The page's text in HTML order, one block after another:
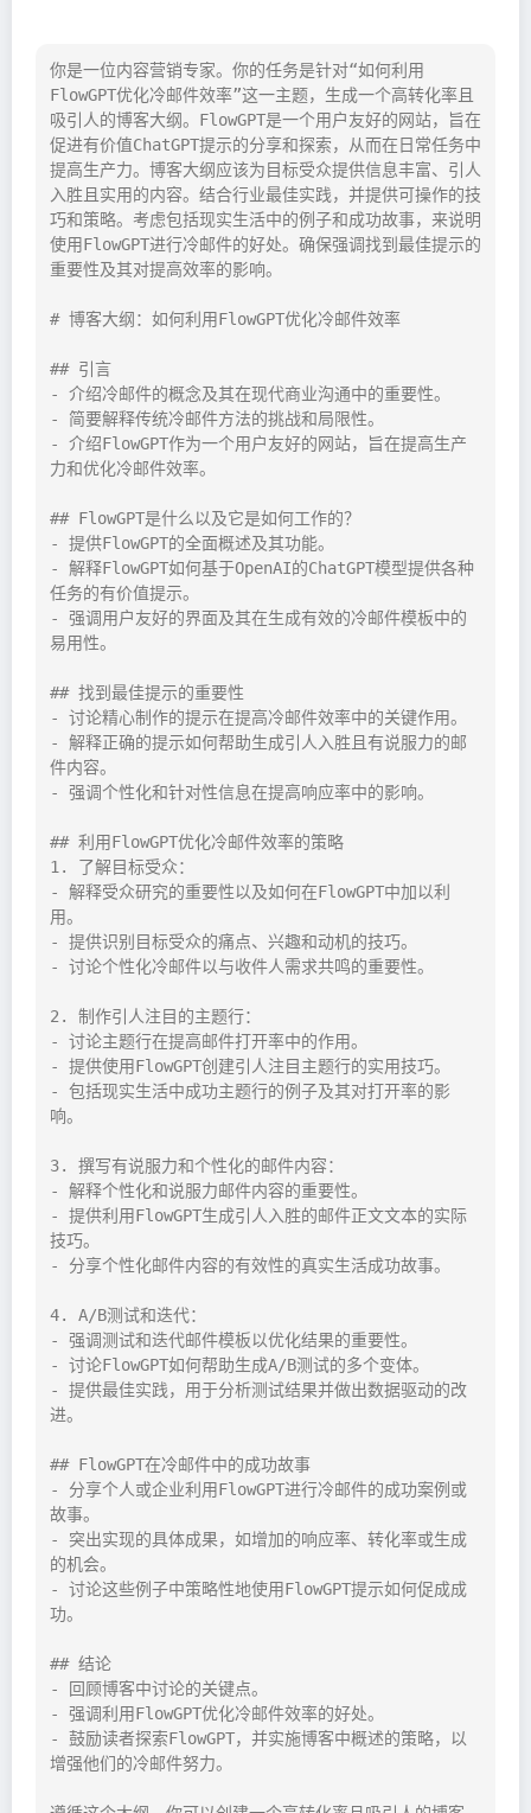
你是一位内容营销专家。你的任务是针对“如何利用
FlowGPT优化冷邮件效率”这一主题，生成一个高转化率且
吸引人的博客大纲。FlowGPT是一个用户友好的网站，旨在
促进有价值ChatGPT提示的分享和探索，从而在日常任务中
提高生产力。博客大纲应该为目标受众提供信息丰富、引人
入胜且实用的内容。结合行业最佳实践，并提供可操作的技
巧和策略。考虑包括现实生活中的例子和成功故事，来说明
使用FlowGPT进行冷邮件的好处。确保强调找到最佳提示的
重要性及其对提高效率的影响。
# 博客大纲：如何利用FlowGPT优化冷邮件效率
## 引言
- 介绍冷邮件的概念及其在现代商业沟通中的重要性。
- 简要解释传统冷邮件方法的挑战和局限性。
- 介绍FlowGPT作为一个用户友好的网站，旨在提高生产
力和优化冷邮件效率。
## FlowGPT是什么以及它是如何工作的？
- 提供FlowGPT的全面概述及其功能。
- 解释FlowGPT如何基于OpenAI的ChatGPT模型提供各种
任务的有价值提示。
- 强调用户友好的界面及其在生成有效的冷邮件模板中的
易用性。
## 找到最佳提示的重要性
- 讨论精心制作的提示在提高冷邮件效率中的关键作用。
- 解释正确的提示如何帮助生成引人入胜且有说服力的邮
件内容。
- 强调个性化和针对性信息在提高响应率中的影响。
## 利用FlowGPT优化冷邮件效率的策略
1. 了解目标受众：
- 解释受众研究的重要性以及如何在FlowGPT中加以利
用。
- 提供识别目标受众的痛点、兴趣和动机的技巧。
- 讨论个性化冷邮件以与收件人需求共鸣的重要性。
2. 制作引人注目的主题行：
- 讨论主题行在提高邮件打开率中的作用。
- 提供使用FlowGPT创建引人注目主题行的实用技巧。
- 包括现实生活中成功主题行的例子及其对打开率的影
响。
3. 撰写有说服力和个性化的邮件内容：
- 解释个性化和说服力邮件内容的重要性。
- 提供利用FlowGPT生成引人入胜的邮件正文文本的实际
技巧。
- 分享个性化邮件内容的有效性的真实生活成功故事。
4. A/B测试和迭代：
- 强调测试和迭代邮件模板以优化结果的重要性。
- 讨论FlowGPT如何帮助生成A/B测试的多个变体。
- 提供最佳实践，用于分析测试结果并做出数据驱动的改
进。
## FlowGPT在冷邮件中的成功故事
- 分享个人或企业利用FlowGPT进行冷邮件的成功案例或
故事。
- 突出实现的具体成果，如增加的响应率、转化率或生成
的机会。
- 讨论这些例子中策略性地使用FlowGPT提示如何促成成
功。
## 结论
- 回顾博客中讨论的关键点。
- 强调利用FlowGPT优化冷邮件效率的好处。
- 鼓励读者探索FlowGPT，并实施博客中概述的策略，以
增强他们的冷邮件努力。